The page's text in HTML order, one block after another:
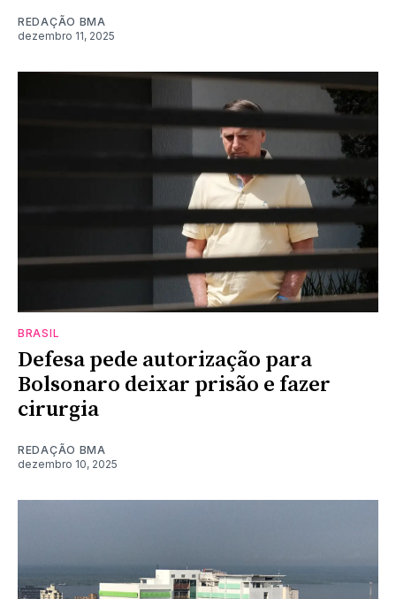
REDAÇÃO BMA
dezembro 11, 2025
BRASIL
Defesa pede autorização para
Bolsonaro deixar prisão e fazer
cirurgia
REDAÇÃO BMA
dezembro 10, 2025